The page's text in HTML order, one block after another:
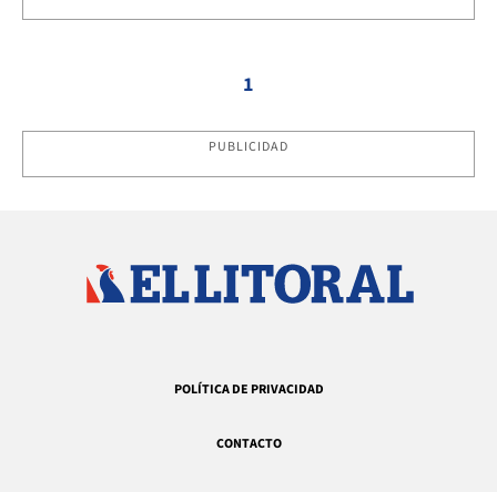
1
PUBLICIDAD
POLÍTICA DE PRIVACIDAD
CONTACTO